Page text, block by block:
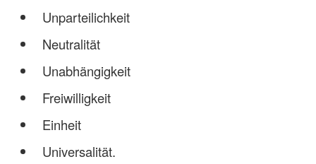
Unparteilichkeit
Neutralität
Unabhängigkeit
Freiwilligkeit
Einheit
Universalität.